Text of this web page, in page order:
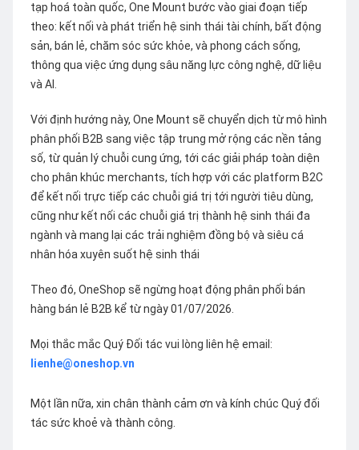
tạp hoá toàn quốc, One Mount bước vào giai đoạn tiếp
theo: kết nối và phát triển hệ sinh thái tài chính, bất động
sản, bán lẻ, chăm sóc sức khỏe, và phong cách sống,
thông qua việc ứng dụng sâu năng lực công nghệ, dữ liệu
và AI.
Với định hướng này, One Mount sẽ chuyển dịch từ mô hình
phân phối B2B sang việc tập trung mở rộng các nền tảng
số, từ quản lý chuỗi cung ứng, tới các giải pháp toàn diện
cho phân khúc merchants, tích hợp với các platform B2C
để kết nối trực tiếp các chuỗi giá trị tới người tiêu dùng,
cũng như kết nối các chuỗi giá trị thành hệ sinh thái đa
ngành và mang lại các trải nghiệm đồng bộ và siêu cá
nhân hóa xuyên suốt hệ sinh thái
Theo đó, OneShop sẽ ngừng hoạt động phân phối bán
hàng bán lẻ B2B kể từ ngày 01/07/2026.
Mọi thắc mắc Quý Đối tác vui lòng liên hệ email:
lienhe@oneshop.vn
Một lần nữa, xin chân thành cảm ơn và kính chúc Quý đối
tác sức khoẻ và thành công.